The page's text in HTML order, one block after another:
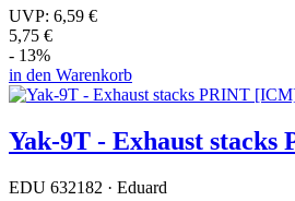
UVP: 6,59 €
5,75 €
- 13%
in den Warenkorb
Yak-9T - Exhaust stacks
EDU 632182 · Eduard